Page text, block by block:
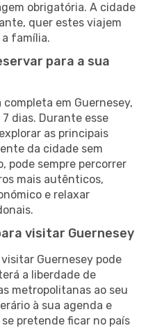
obrigatória. A cidade
quer estes viajem
a família.
para a sua
em Guernesey,
dias. Durante esse
as principais
da cidade sem
pode sempre percorrer
mais autênticos,
e relaxar
visitar Guernesey
Guernesey pode
a liberdade de
metropolitanas ao seu
à sua agenda e
pretende ficar no país